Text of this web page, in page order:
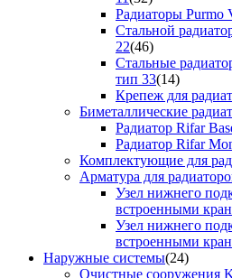
Радиаторы Purmo
Стальной
22(46)
Стальные
тип 33(14)
Крепеж для
Биметаллические
Радиатор Rifar
Радиатор Rifar
Комплектующие для
Арматура для
Узел нижнего
встроенными
Узел нижнего
встроенными
Наружные системы(24)
Очистные сооружения